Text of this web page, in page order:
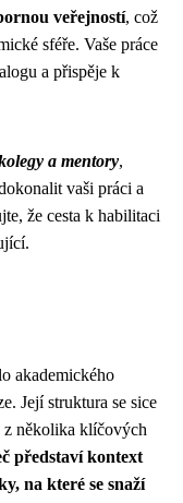
veřejností, což
sféře. Vaše práce
a přispěje k
a mentory,
vaši práci a
že cesta k habilitaci
akademického
Její struktura se sice
z několika klíčových
představí kontext
na které se snaží